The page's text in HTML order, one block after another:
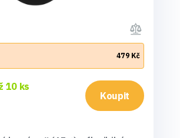
479 Kč
10 ks
Koupit